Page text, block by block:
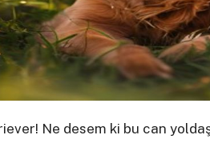
Ne desem ki bu can